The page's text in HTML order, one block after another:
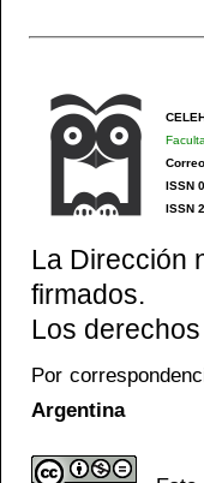
ISSN
ISSN
La Dirección
firmados.
Los
Por
Argentina